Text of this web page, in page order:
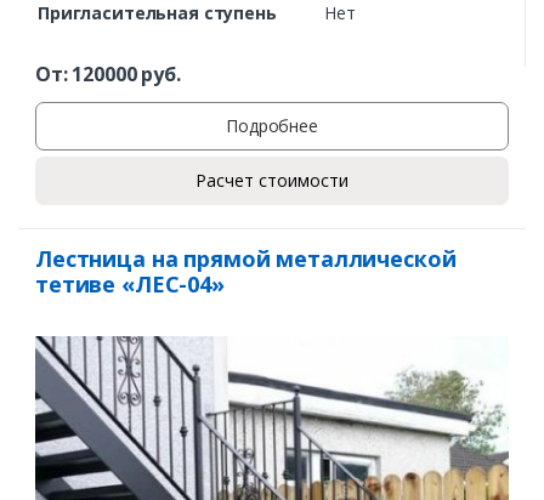
Пригласительная ступень
Нет
От:120000руб.
Подробнее
Расчет стоимости
Лестница на прямой металлической
тетиве «ЛЕС-04»